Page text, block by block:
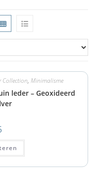
Collection, Minimalisme
leder – Geoxideerd